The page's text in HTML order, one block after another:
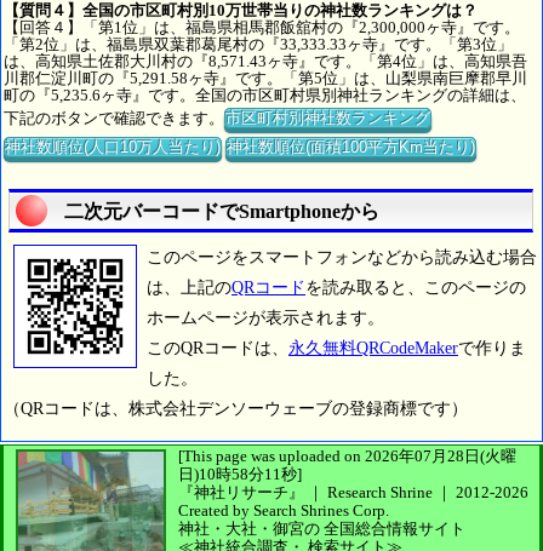
【質問４】全国の市区町村別10万世帯当りの神社数ランキングは？
【回答４】「第1位」は、福島県相馬郡飯舘村の『2,300,000ヶ寺』です。
「第2位」は、福島県双葉郡葛尾村の『33,333.33ヶ寺』です。「第3位」
は、高知県土佐郡大川村の『8,571.43ヶ寺』です。「第4位」は、高知県吾
川郡仁淀川町の『5,291.58ヶ寺』です。「第5位」は、山梨県南巨摩郡早川
町の『5,235.6ヶ寺』です。全国の市区町村県別神社ランキングの詳細は、
下記のボタンで確認できます。市区町村別神社数ランキング
神社数順位(人口10万人当たり) 神社数順位(面積100平方Km当たり)
二次元バーコードでSmartphoneから
このページをスマートフォンなどから読み込む場合
は、上記のQRコード を読み取ると、このページの
ホームページが表示されます。
このQRコードは、 永久無料QRCodeMakerで作りま
した。
（QRコードは、株式会社デンソーウェーブの登録商標です）
[This page was uploaded on 2026年07月28日(火曜
日)10時58分11秒]
『神社リサーチ』 ｜ Research Shrine ｜ 2012-2026
Created by Search Shrines Corp.
神社・大社・御宮の 全国総合情報サイト
≪神社統合調査・ 検索サイト≫